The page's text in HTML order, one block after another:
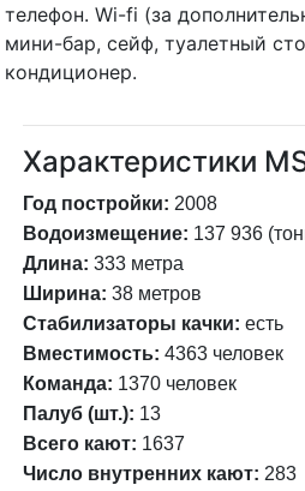
телефон. Wi-fi (за
мини-бар, сейф, туалетный
кондиционер.
Характеристики
Год постройки: 2008
Водоизмещение: 137 936
Длина: 333 метра
Ширина: 38 метров
Стабилизаторы качки: есть
Вместимость: 4363 человек
Команда: 1370 человек
Палуб (шт.): 13
Всего кают: 1637
Число внутренних кают: 283